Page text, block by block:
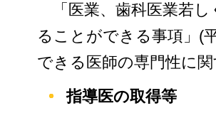
「医業、歯科医業若
ることができる事項」(
できる医師の専門性に
指導医の取得等